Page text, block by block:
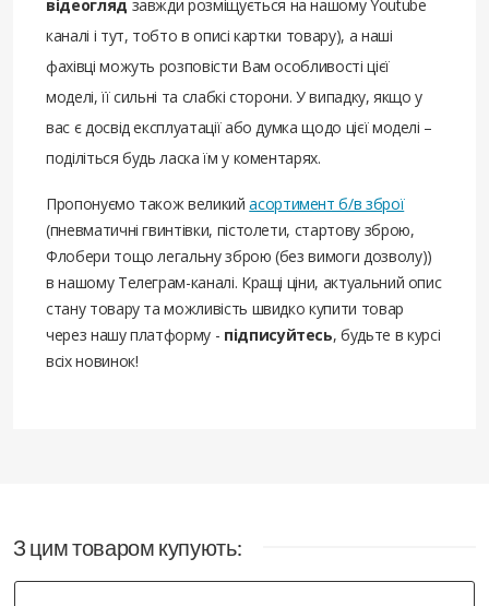
відеогляд завжди розміщується на нашому Youtube
каналі і тут, тобто в описі картки товару), а наші
фахівці можуть розповісти Вам особливості цієї
моделі, її сильні та слабкі сторони. У випадку, якщо у
вас є досвід експлуатації або думка щодо цієї моделі –
поділіться будь ласка їм у коментарях.
Пропонуємо також великийасортимент б/в зброї
(пневматичні гвинтівки, пістолети, стартову зброю,
Флобери тощо легальну зброю (без вимоги дозволу))
в нашому Телеграм-каналі. Кращі ціни, актуальний опис
стану товару та можливість швидко купити товар
через нашу платформу - підписуйтесь, будьте в курсі
всіх новинок!
З цим товаром купують: